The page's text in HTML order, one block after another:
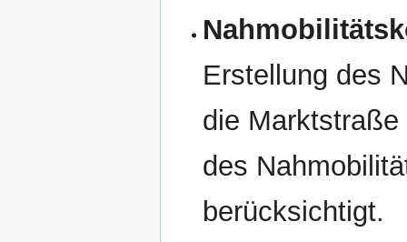
Erstellung des
die
des
berücksichtigt.